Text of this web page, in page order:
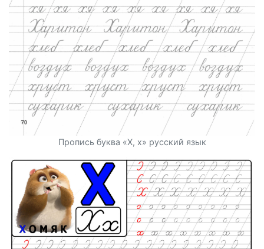
Пропись буква «Х, х» русский язык